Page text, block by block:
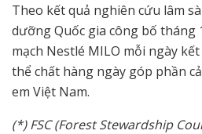
Theo kết quả nghiên cứu lâm
dưỡng Quốc gia công bố tháng
mạch Nestlé MILO mỗi ngày
thể chất hàng ngày góp phần
em Việt Nam.
(*) FSC (Forest Stewardship